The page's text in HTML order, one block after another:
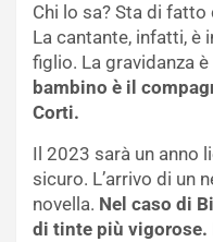
Chi lo sa? Sta di fatto
La cantante, infatti, è
figlio. La gravidanza
bambino è il
Corti.
Il 2023 sarà un anno
sicuro. L’arrivo di un
novella. Nel caso di
di tinte più vigorose.